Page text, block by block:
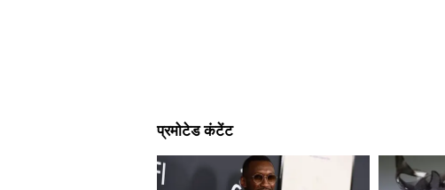
Image Credit : Pinterest